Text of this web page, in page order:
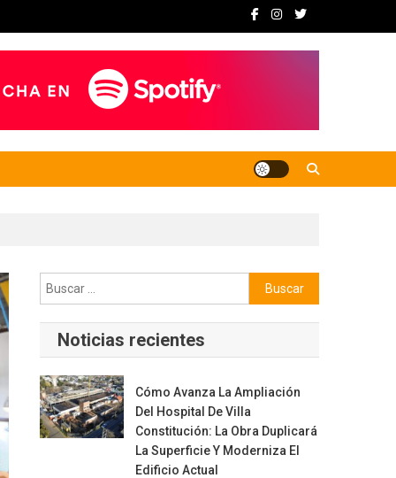
Buscar:
Noticias recientes
Cómo Avanza La Ampliación
Del Hospital De Villa
Constitución: La Obra Duplicará
La Superficie Y Moderniza El
Edificio Actual